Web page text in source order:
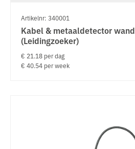
Artikelnr: 340001
Kabel & metaaldetector wand
(Leidingzoeker)
€ 21.18 per dag
€ 40.54 per week